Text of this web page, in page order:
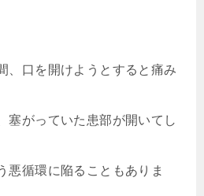
、口を開けようとすると痛み
塞がっていた患部が開いてし
悪循環に陥ることもありま